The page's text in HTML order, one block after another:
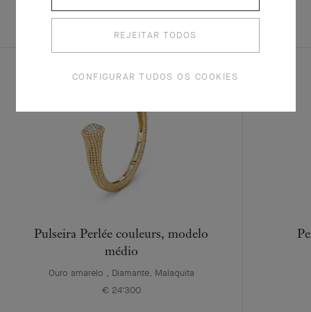
CONJUNTO
COMPLETO
OUTRAS
CRIAÇÕES
Pulseira Perlée couleurs, modelo
médio
Ouro amarelo , Diamante, Malaquita
€ 24'300
REJEITAR TODOS
CONFIGURAR TUDOS OS COOKIES